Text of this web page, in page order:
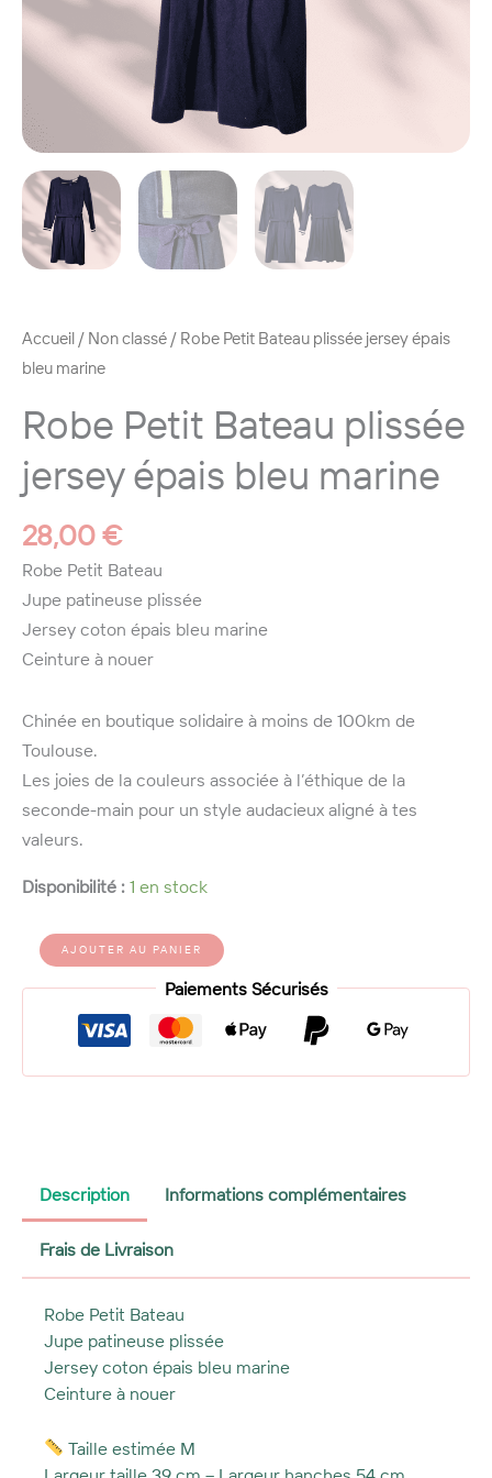
Accueil / Non classé / Robe Petit Bateau plissée jersey épais
bleu marine
Robe Petit Bateau plissée
jersey épais bleu marine
28,00€
Robe Petit Bateau
Jupe patineuse plissée
Jersey coton épais bleu marine
Ceinture à nouer
Chinée en boutique solidaire à moins de 100km de
Toulouse.
Les joies de la couleurs associée à l’éthique de la
seconde-main pour un style audacieux aligné à tes
valeurs.
Disponibilité : 1 en stock
quantité
Robe
jersey
AJOUTER AU PANIER
Paiements Sécurisés
Description Informations complémentaires
Frais de Livraison
Robe Petit Bateau
Jupe patineuse plissée
Jersey coton épais bleu marine
Ceinture à nouer
Taille estimée M